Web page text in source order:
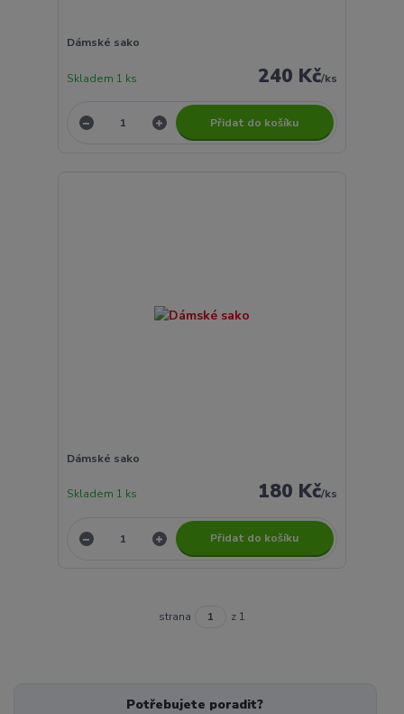
Dámské sako
240 Kč/ks
Skladem 1 ks
Přidat do košíku
Dámské sako
180 Kč/ks
Skladem 1 ks
Přidat do košíku
strana z 1
Potřebujete poradit?